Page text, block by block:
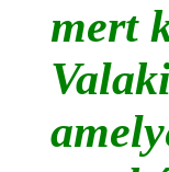
mert